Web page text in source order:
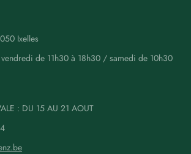
Ixelles
de 11h30 à 18h30 / samedi de 10h30
: DU 15 AU 21 AOUT